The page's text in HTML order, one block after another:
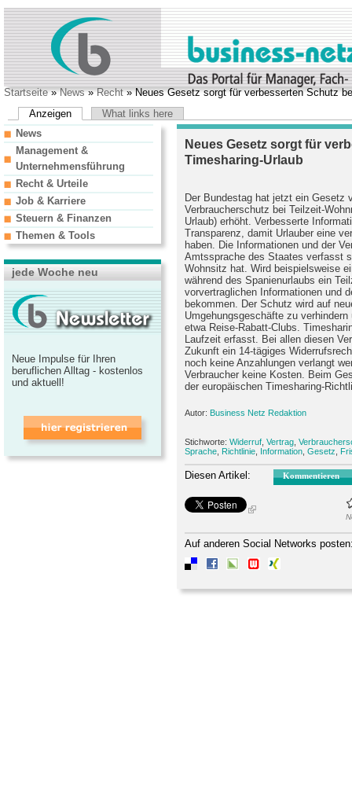
Startseite»News»Recht» Neues Gesetz sorgt für verbesserten Schutz
Anzeigen
What links here
Neues Gesetz sorgt für
Timesharing-Urlaub
Der Bundestag hat jetzt ein Gesetz
Verbraucherschutz bei Teilzeit-
Urlaub) erhöht. Verbesserte
Transparenz, damit Urlauber eine
haben. Die Informationen und der
Amtssprache des Staates verfasst
Wohnsitz hat. Wird beispielsweise
während des Spanienurlaubs ein
vorvertraglichen Informationen und
bekommen. Der Schutz wird auf
Umgehungsgeschäfte zu
etwa Reise-Rabatt-Clubs.
Laufzeit erfasst. Bei allen diesen
Zukunft ein 14-tägiges
noch keine Anzahlungen verlangt
Verbraucher keine Kosten. Beim
der europäischen Timesharing-
Autor: Business Netz Redaktion
Stichworte: Widerruf Vertrag
Sprache Richtlinie Information Gesetz
Diesen Artikel: Kommentieren
Auf anderen Social Networks
News
Management &
Unternehmensführung
Recht & Urteile
Job & Karriere
Steuern & Finanzen
Themen & Tools
jede Woche neu
Neue Impulse für Ihren
beruflichen Alltag - kostenlos
und aktuell!